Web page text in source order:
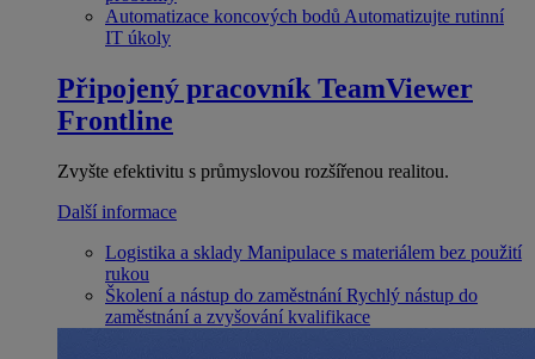
Automatizace koncových bodů Automatizujte rutinní
IT úkoly
Připojený pracovník TeamViewer
Frontline
Zvyšte efektivitu s průmyslovou rozšířenou realitou.
Další informace
Logistika a sklady Manipulace s materiálem bez použití
rukou
Školení a nástup do zaměstnání Rychlý nástup do
zaměstnání a zvyšování kvalifikace